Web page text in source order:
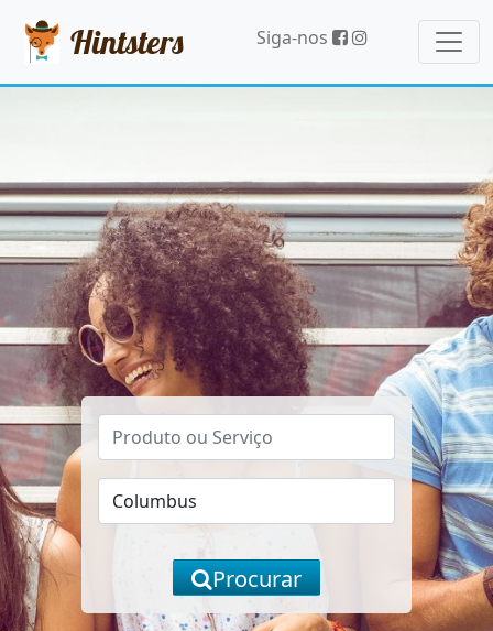
Hintsters Siga-nos
Procurar